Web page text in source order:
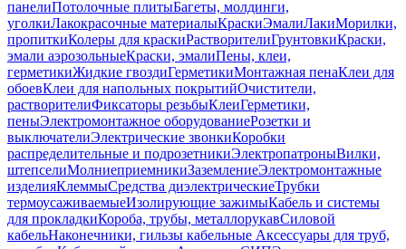
панелиПотолочные плитыБагеты, молдинги,
уголкиЛакокрасочные материалыКраскиЭмалиЛакиМорилки,
пропиткиКолеры для краскиРастворителиГрунтовкиКраски,
эмали аэрозольныеКраски, эмалиПены, клеи,
герметикиЖидкие гвоздиГерметикиМонтажная пенаКлеи для
обоевКлеи для напольных покрытийОчистители,
растворителиФиксаторы резьбыКлеиГерметики,
пеныЭлектромонтажное оборудованиеРозетки и
выключателиЭлектрические звонкиКоробки
распределительные и подрозетникиЭлектропатроныВилки,
штепселиМолниеприемникиЗаземлениеЭлектромонтажные
изделияКлеммыСредства диэлектрическиеТрубки
термоусаживаемыеИзолирующие зажимыКабель и системы
для прокладкиКороба, трубы, металлорукавСиловой
кабельНаконечники, гильзы кабельные Аксессуары для труб,